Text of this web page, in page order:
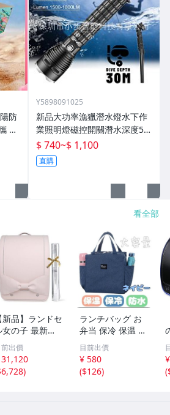
防
五
Y5898091025
新品大功率漁獵潛水燈水下作
業照明燈磁控開關潛水深度50
米高流明
$ 740~$ 1,100
直購
看全部
【新品】ランドセ
女の子 最新ア
イスモデル ツ
りパール生地
フラットファ
対応 軽量大
前出價
)
ランチバッグ お
弁当 保冷 保温 防
水 大容量 機能完
備 ネイビー ミニ
トート
目前出價
¥ 580
($126)
(